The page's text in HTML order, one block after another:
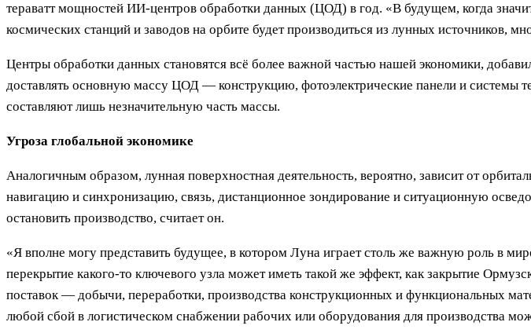
тераватт мощностей ИИ-центров обработки данных (ЦОД) в год. «В будущем, когда
космических станций и заводов на орбите будет производиться из лунных источников,
Центры обработки данных становятся всё более важной частью нашей экономики,
доставлять основную массу ЦОД — конструкцию, фотоэлектрические панели и
составляют лишь незначительную часть массы.
Угроза глобальной экономике
Аналогичным образом, лунная поверхностная деятельность, вероятно, зависит от
навигацию и синхронизацию, связь, дистанционное зондирование и ситуационную
остановить производство, считает он.
«Я вполне могу представить будущее, в котором Луна играет столь же важную роль в
перекрытие какого-то ключевого узла может иметь такой же эффект, как закрытие
поставок — добычи, переработки, производства конструкционных и функциональных
любой сбой в логистическом снабжении рабочих или оборудования для производства